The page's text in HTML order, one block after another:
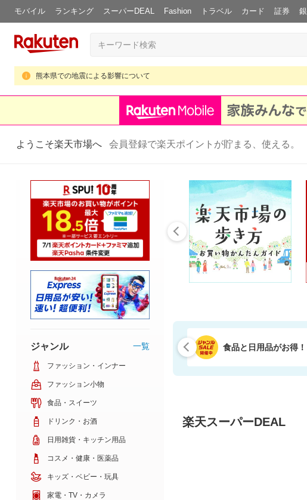
モバイル ランキング スーパーDEAL Fashion トラベル カード 証券
熊本県での地震による影響について
ようこそ楽天市場へ 会員登録で楽天ポイントが貯まる、使える。
食品と日用品がお得！
楽天スーパーDEAL
ジャンル 一覧
ファッション・インナー
ファッション小物
食品・スイーツ
ドリンク・お酒
日用雑貨・キッチン用品
コスメ・健康・医薬品
キッズ・ベビー・玩具
家電・TV・カメラ